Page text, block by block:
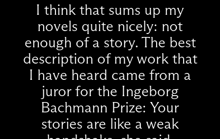
I think that sums up my
novels quite nicely: not
enough of a story. The best
description of my work that
I have heard came from a
juror for the Ingeborg
Bachmann Prize: Your
stories are like a weak